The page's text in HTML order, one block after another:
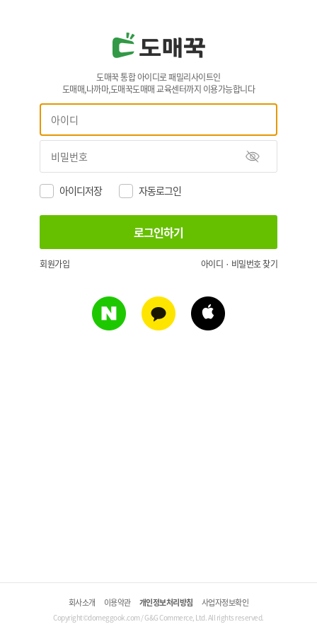
도매꾹 통합 아이디로 패밀리사이트인
도매매,나까마,도매꾹도매매 교육센터까지 이용가능합니다
아이디저장 자동로그인
회원가입 아이디 · 비밀번호 찾기
회사소개 이용약관 개인정보처리방침 사업자정보확인
Copyright©domeggook.com / G&G Commerce, Ltd. All rights reserved.